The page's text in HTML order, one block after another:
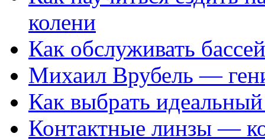
колени
Как обслуживать
Михаил Врубель —
Как выбрать
Контактные линзы —